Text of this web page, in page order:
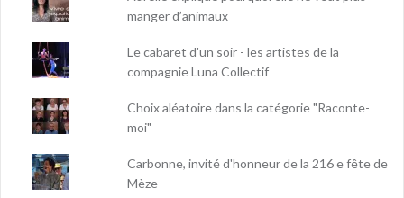
manger d’animaux
Le cabaret d'un soir - les artistes de la
compagnie Luna Collectif
Choix aléatoire dans la catégorie "Raconte-
moi"
Carbonne, invité d'honneur de la 216 e fête de
Mèze